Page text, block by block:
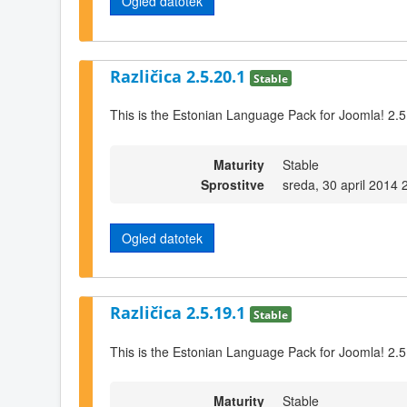
Različica 2.5.20.1 Stable
This is the Estonian Language Pack for Joomla!
Maturity
Stable
Sprostitve
sreda, 30 april 2014
Ogled datotek
Različica 2.5.19.1 Stable
This is the Estonian Language Pack for Joomla!
Maturity
Stable